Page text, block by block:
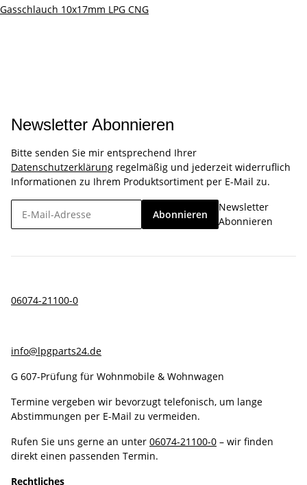
Gasschlauch 10x17mm LPG CNG
Newsletter Abonnieren
Bitte senden Sie mir entsprechend Ihrer
Datenschutzerklärung regelmäßig und jederzeit widerruflich
Informationen zu Ihrem Produktsortiment per E-Mail zu.
Abonnieren
Newsletter
Abonnieren
06074-21100-0
info@lpgparts24.de
G 607-Prüfung für Wohnmobile & Wohnwagen
Termine vergeben wir bevorzugt telefonisch, um lange
Abstimmungen per E-Mail zu vermeiden.
Rufen Sie uns gerne an unter 06074-21100-0 – wir finden
direkt einen passenden Termin.
Rechtliches